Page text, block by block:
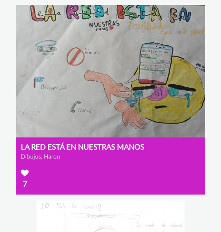
LA RED ESTÁ EN NUESTRAS MANOS
Dibujos, Haron
7